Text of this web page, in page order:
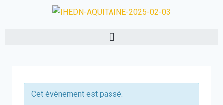
Cet évènement est passé.